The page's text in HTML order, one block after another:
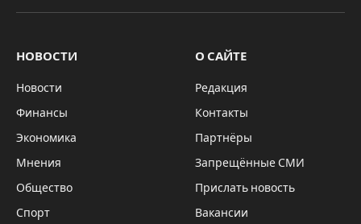
НОВОСТИ
Новости
Финансы
Экономика
Мнения
Общество
Спорт
О САЙТЕ
Редакция
Контакты
Партнёры
Запрещённые СМИ
Прислать новость
Вакансии